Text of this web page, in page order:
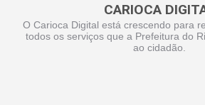
CARIOCA
O Carioca Digital está crescendo para
todos os serviços que a Prefeitura do
ao cidadão.